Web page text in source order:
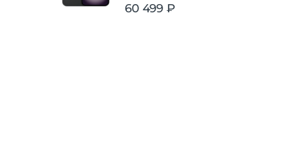
из 5
60 499 ₽